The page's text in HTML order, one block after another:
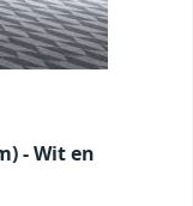
- Wit en